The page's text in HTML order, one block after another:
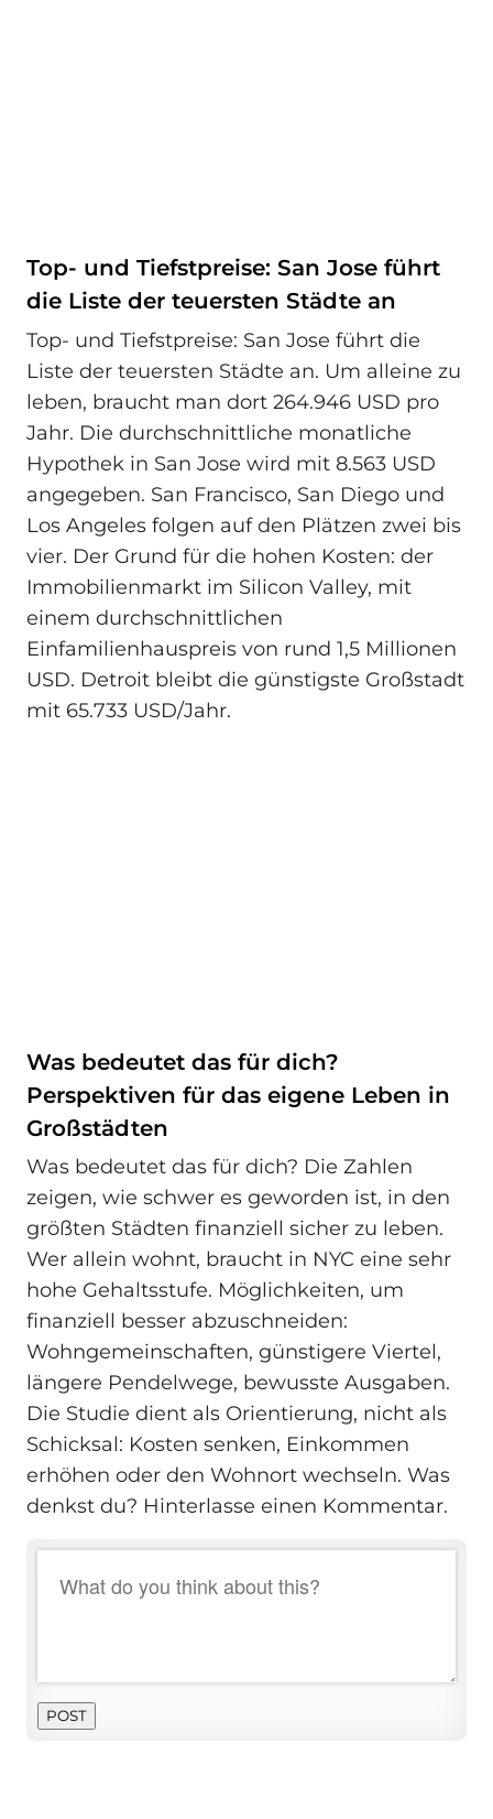
Top- und Tiefstpreise: San Jose führt
die Liste der teuersten Städte an
Top- und Tiefstpreise: San Jose führt die
Liste der teuersten Städte an. Um alleine zu
leben, braucht man dort 264.946 USD pro
Jahr. Die durchschnittliche monatliche
Hypothek in San Jose wird mit 8.563 USD
angegeben. San Francisco, San Diego und
Los Angeles folgen auf den Plätzen zwei bis
vier. Der Grund für die hohen Kosten: der
Immobilienmarkt im Silicon Valley, mit
einem durchschnittlichen
Einfamilienhauspreis von rund 1,5 Millionen
USD. Detroit bleibt die günstigste Großstadt
mit 65.733 USD/Jahr.
Was bedeutet das für dich?
Perspektiven für das eigene Leben in
Großstädten
Was bedeutet das für dich? Die Zahlen
zeigen, wie schwer es geworden ist, in den
größten Städten finanziell sicher zu leben.
Wer allein wohnt, braucht in NYC eine sehr
hohe Gehaltsstufe. Möglichkeiten, um
finanziell besser abzuschneiden:
Wohngemeinschaften, günstigere Viertel,
längere Pendelwege, bewusste Ausgaben.
Die Studie dient als Orientierung, nicht als
Schicksal: Kosten senken, Einkommen
erhöhen oder den Wohnort wechseln. Was
denkst du? Hinterlasse einen Kommentar.
POST